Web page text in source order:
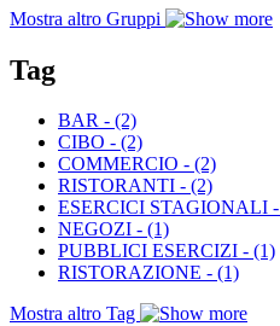
Mostra altro Gruppi
Tag
BAR - (2)
CIBO - (2)
COMMERCIO - (2)
RISTORANTI - (2)
ESERCICI STAGIONALI -
NEGOZI - (1)
PUBBLICI ESERCIZI - (1)
RISTORAZIONE - (1)
Mostra altro Tag